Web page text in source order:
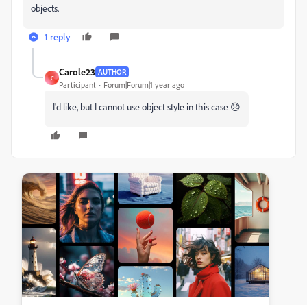
objects.
1 reply
C
Carole23 AUTHOR
Participant Forum|Forum|1 year ago
I'd like, but I cannot use object style in this case 😞